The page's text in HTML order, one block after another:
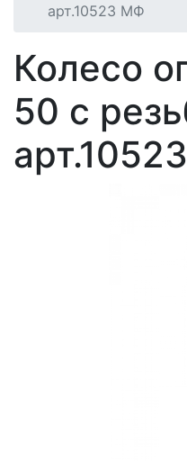
арт.10523 МФ
Колесо
50 с